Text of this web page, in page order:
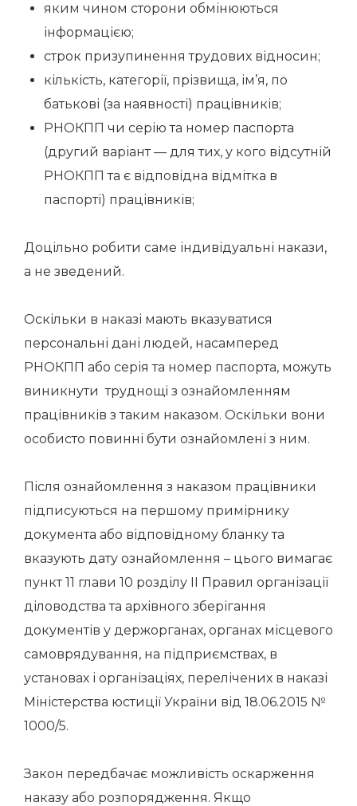
яким чином сторони обмінюються
інформацією;
строк призупинення трудових відносин;
кількість, категорії, прізвища, ім’я, по
батькові (за наявності) працівників;
РНОКПП чи серію та номер паспорта
(другий варіант — для тих, у кого відсутній
РНОКПП та є відповідна відмітка в
паспорті) працівників;
Доцільно робити саме індивідуальні накази,
а не зведений.
Оскільки в наказі мають вказуватися
персональні дані людей, насамперед
РНОКПП або серія та номер паспорта, можуть
виникнути труднощі з ознайомленням
працівників з таким наказом. Оскільки вони
особисто повинні бути ознайомлені з ним.
Після ознайомлення з наказом працівники
підписуються на першому примірнику
документа або відповідному бланку та
вказують дату ознайомлення – цього вимагає
пункт 11 глави 10 розділу ІІ Правил організації
діловодства та архівного зберігання
документів у держорганах, органах місцевого
самоврядування, на підприємствах, в
установах і організаціях, перелічених в наказі
Міністерства юстиції України від 18.06.2015 №
1000/5.
Закон передбачає можливість оскарження
наказу або розпорядження. Якщо